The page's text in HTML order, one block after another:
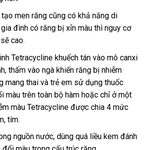
tạo men răng cũng có khả năng di
đình có răng bị xỉn màu thì nguy cơ
cao.
Tetracycline khuếch tán vào mô canxi
thấm vào ngà khiến răng bị nhiễm
mang thai và trẻ em sử dụng thuốc
màu trên toàn bộ hàm hoặc chỉ ở một
màu Tetracycline được chia 4 mức
tím.
nguồn nước, dùng quá liều kem đánh